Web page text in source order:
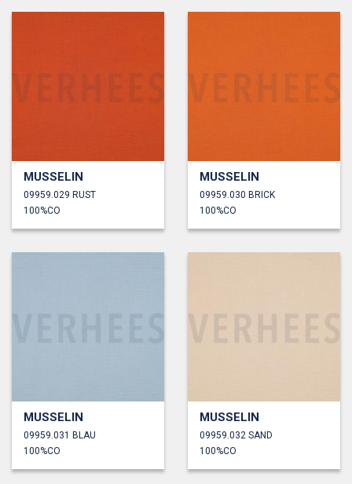
MUSSELIN
09959.029 RUST
100%CO
MUSSELIN
09959.030 BRICK
100%CO
MUSSELIN
09959.031 BLAU
100%CO
MUSSELIN
09959.032 SAND
100%CO